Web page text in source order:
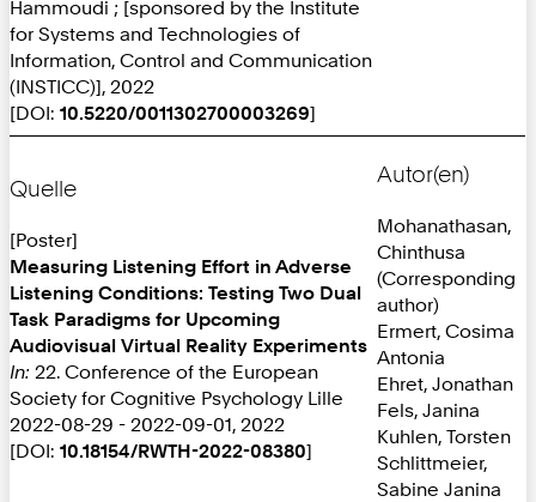
Hammoudi ; [sponsored by the Institute
for Systems and Technologies of
Information, Control and Communication
(INSTICC)], 2022
[DOI: 10.5220/0011302700003269]
Quelle
[Poster]
Measuring Listening Effort in Adverse
Listening Conditions: Testing Two Dual
Task Paradigms for Upcoming
Audiovisual Virtual Reality Experiments
In: 22. Conference of the European
Society for Cognitive Psychology Lille
2022-08-29 - 2022-09-01, 2022
[DOI: 10.18154/RWTH-2022-08380]
Autor(en)
Mohanathasan,
Chinthusa
(Corresponding
author)
Ermert, Cosima
Antonia
Ehret, Jonathan
Fels, Janina
Kuhlen, Torsten
Schlittmeier,
Sabine Janina